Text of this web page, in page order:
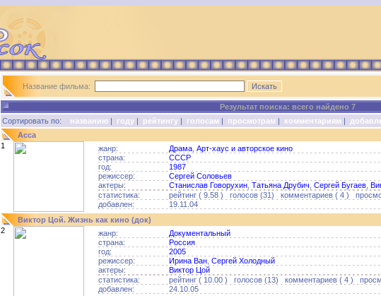
Название фильма:
Результат поиска: всего найдено 7
Сортировать по: названию | году | рейтингу | голосам | просмотрам | комментариям |
Асса
1
жанр: Драма Арт-хаус и авторское кино
страна:
СССР
год:
1987
режиссер:
Сергей Соловьев
актеры:
Станислав Говорухин Татьяна Друбич Сергей Бугаев
статистика:
рейтинг ( 9.58 ) голосов (31) комментариев ( 4 )
добавлен:
19.11.04
Виктор Цой. Жизнь как кино (док)
2
жанр:
Документальный
страна:
Россия
год:
2005
режиссер:
Ирина Ван Сергей Холодный
актеры:
Виктор Цой
статистика:
рейтинг ( 10.00 ) голосов (13) комментариев ( 4 )
добавлен:
24.10.05